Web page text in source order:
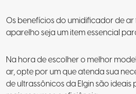
Os benefícios do umidificador de
aparelho seja um item essencial
Na hora de escolher o melhor
ar, opte por um que atenda sua
de ultrassônicos da Elgin são